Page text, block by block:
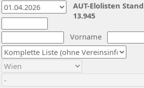
Vorname
AUT-Elolisten
13.945